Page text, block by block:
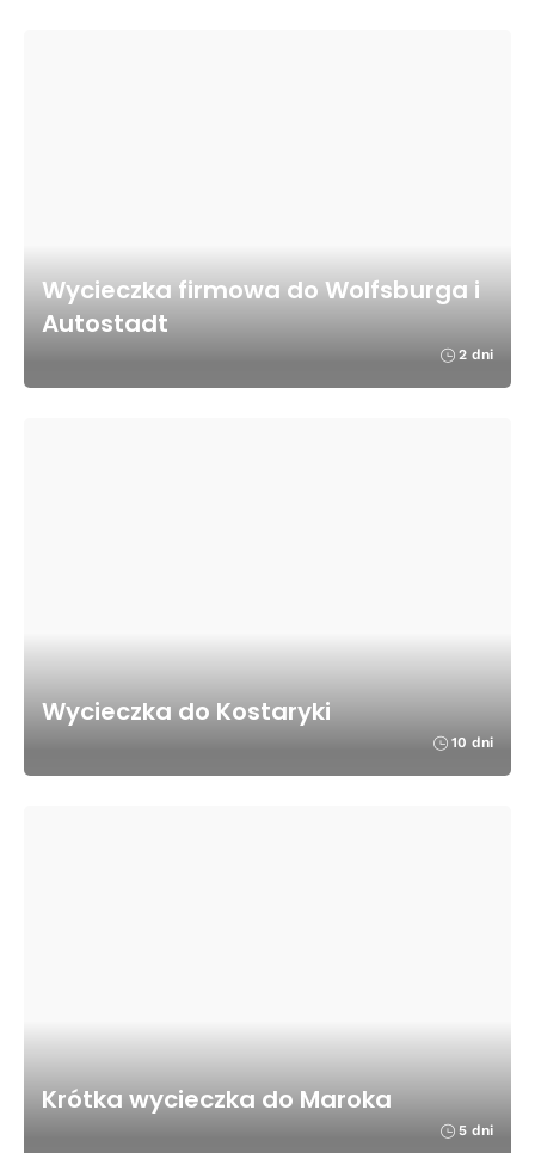
Wycieczka firmowa do Wolfsburga i
Autostadt
2 dni
Wycieczka do Kostaryki
10 dni
Krótka wycieczka do Maroka
5 dni